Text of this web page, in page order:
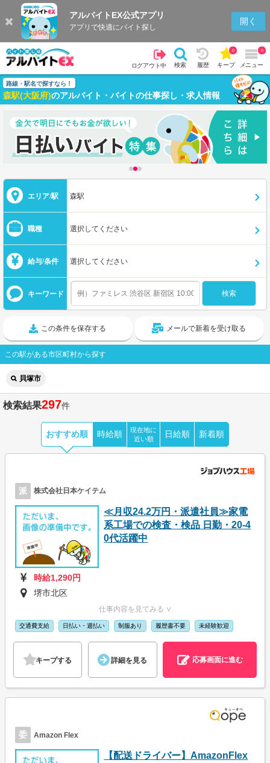
アルバイトEX公式アプリ
アプリで快適にバイト探し
開く
ログアウト中 検索 履歴 キープ
0
メニュー
0
路線・駅名で探すなら！
森駅(大阪府)のアルバイト・バイトの仕事探し・求人情報
エリア/駅 森駅
職種 選択してください
給与/条件 選択してください
キーワード
この条件を保存する メールで新着を受け取る
この駅がある市区町村から探す
貝塚市
検索結果297件
おすすめ順 時給順
現在地に
近い順
日給順 新着順
派 株式会社日本ケイテム
≪月収24.2万円・派遣社員≫家電
系工場での検査・検品 日勤・20-4
0代活躍中
時給1,290円
堺市北区
仕事内容を見てみる ∨
交通費支給 日払い・週払い 制服あり 履歴書不要 未経験歓迎
キープする 詳細を見る 応募画面に進む
委 Amazon Flex
【配送ドライバー】AmazonFlex